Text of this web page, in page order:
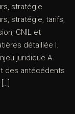
stratégie
stratégie, tarifs,
CNIL et
détaillée I.
juridique A.
des antécédents